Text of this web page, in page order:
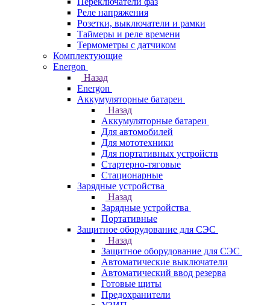
Реле напряжения
Розетки, выключатели и рамки
Таймеры и реле времени
Термометры c датчиком
Комплектующие
Energon
Назад
Energon
Аккумуляторные батареи
Назад
Аккумуляторные батареи
Для автомобилей
Для мототехники
Для портативных устройств
Стартерно-тяговые
Стационарные
Зарядные устройства
Назад
Зарядные устройства
Портативные
Защитное оборудование для СЭС
Назад
Защитное оборудование для СЭС
Автоматические выключатели
Автоматический ввод резерва
Готовые щиты
Предохранители